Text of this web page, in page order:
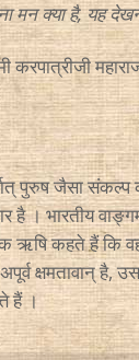
मन क्या है, यह
करपात्रीजी
पुरुष जैसा संकल्प
है । भारतीय
ऋषि कहते हैं कि
क्षमतावान् है,
हैं ।